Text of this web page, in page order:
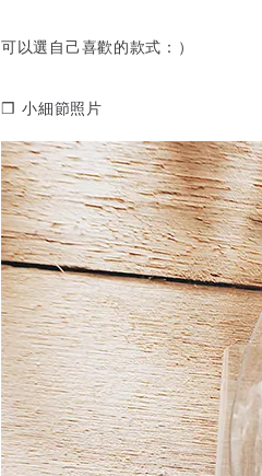
可以選自己喜歡的款式：）
❒ 小細節照片